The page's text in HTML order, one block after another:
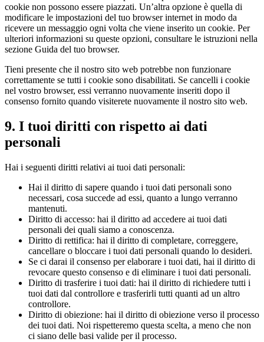
cookie non possono essere piazzati. Un’altra opzione è quella di
modificare le impostazioni del tuo browser internet in modo da
ricevere un messaggio ogni volta che viene inserito un cookie. Per
ulteriori informazioni su queste opzioni, consultare le istruzioni nella
sezione Guida del tuo browser.
Tieni presente che il nostro sito web potrebbe non funzionare
correttamente se tutti i cookie sono disabilitati. Se cancelli i cookie
nel vostro browser, essi verranno nuovamente inseriti dopo il
consenso fornito quando visiterete nuovamente il nostro sito web.
9. I tuoi diritti con rispetto ai dati
personali
Hai i seguenti diritti relativi ai tuoi dati personali:
Hai il diritto di sapere quando i tuoi dati personali sono
necessari, cosa succede ad essi, quanto a lungo verranno
mantenuti.
Diritto di accesso: hai il diritto ad accedere ai tuoi dati
personali dei quali siamo a conoscenza.
Diritto di rettifica: hai il diritto di completare, correggere,
cancellare o bloccare i tuoi dati personali quando lo desideri.
Se ci darai il consenso per elaborare i tuoi dati, hai il diritto di
revocare questo consenso e di eliminare i tuoi dati personali.
Diritto di trasferire i tuoi dati: hai il diritto di richiedere tutti i
tuoi dati dal controllore e trasferirli tutti quanti ad un altro
controllore.
Diritto di obiezione: hai il diritto di obiezione verso il processo
dei tuoi dati. Noi rispetteremo questa scelta, a meno che non
ci siano delle basi valide per il processo.